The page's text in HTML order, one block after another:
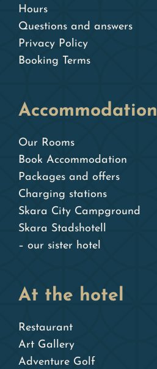
Hours
Questions and answers
Privacy Policy
Booking Terms
Accommodation
Our Rooms
Book Accommodation
Packages and offers
Charging stations
Skara City Campground
Skara Stadshotell
– our sister hotel
At the hotel
Restaurant
Art Gallery
Adventure Golf